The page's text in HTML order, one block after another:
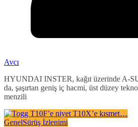
Avcı
HYUNDAI INSTER, kağıt üzerinde A-
da, şaşırtan geniş iç hacmi, üst düzey
menzili
GenelSürüş İzlenimi